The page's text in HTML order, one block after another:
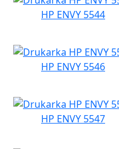
HP ENVY 5544
HP ENVY 5546
HP ENVY 5547